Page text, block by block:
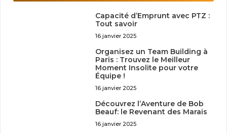
Capacité d’Emprunt avec PTZ :
Tout savoir
16 janvier 2025
Organisez un Team Building à
Paris : Trouvez le Meilleur
Moment Insolite pour votre
Équipe !
16 janvier 2025
Découvrez l’Aventure de Bob
Beauf: le Revenant des Marais
16 janvier 2025